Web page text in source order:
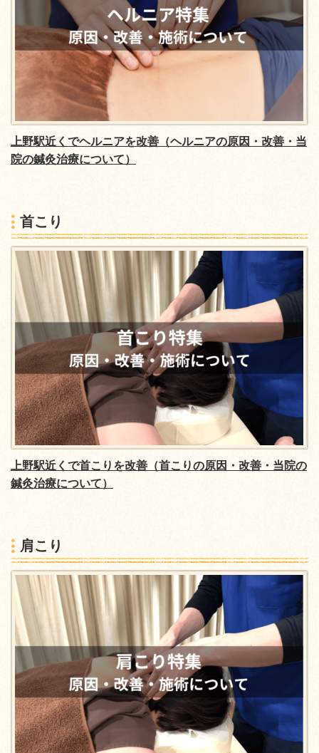
上野駅近くでヘルニアを改善（ヘルニアの原因・改善・当
院の鍼灸治療について）
首こり
上野駅近くで首こりを改善（首こりの原因・改善・当院の
鍼灸治療について）
肩こり